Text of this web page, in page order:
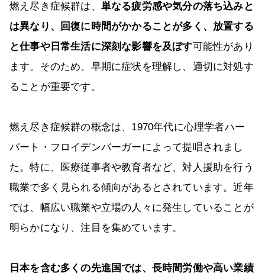
燃え尽き症候群は、 単なる疲労感や気分の落ち込みと
は異なり、回復に時間がかかることが多く、放置する
と仕事や日常生活に深刻な影響を及ぼす可能性があり
ます。そのため、早期に症状を理解し、適切に対処す
ることが重要です。
燃え尽き症候群の概念は、1970年代に心理学者ハー
バート・フロイデンバーガーによって提唱されまし
た。特に、医療従事者や教育者など、対人援助を行う
職業で多く見られる傾向があるとされています。近年
では、幅広い職業や立場の人々に発生していることが
明らかになり、注目を集めています。
日本を含む多くの先進国では、長時間労働や高い業績